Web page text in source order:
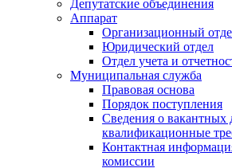
Депутатские объединения
Аппарат
Организационный
Юридический отдел
Отдел учета и
Муниципальная служба
Правовая основа
Порядок поступления
Сведения о вакантных
квалификационные
Контактная
комиссии